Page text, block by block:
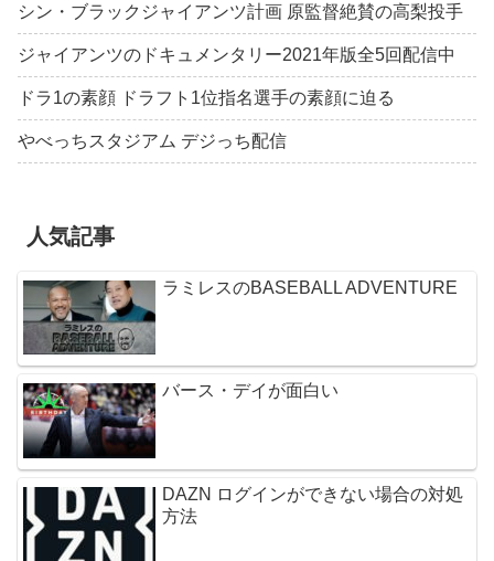
シン・ブラックジャイアンツ計画 原監督絶賛の高梨投手
ジャイアンツのドキュメンタリー2021年版全5回配信中
ドラ1の素顔 ドラフト1位指名選手の素顔に迫る
やべっちスタジアム デジっち配信
人気記事
ラミレスのBASEBALL ADVENTURE
バース・デイが面白い
DAZN ログインができない場合の対処
方法